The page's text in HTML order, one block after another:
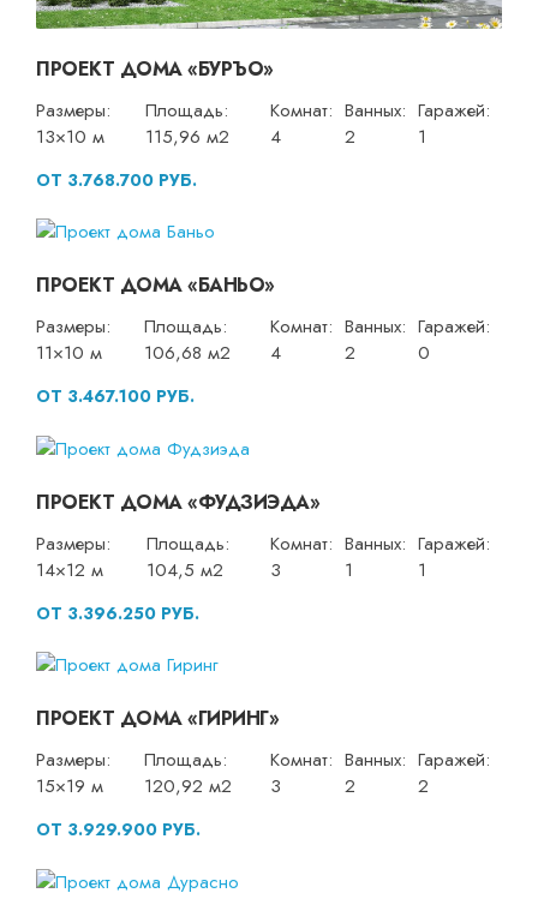
ПРОЕКТ ДОМА «БУРЪО»
Размеры:
13×10 м
Площадь:
115,96 м2
Комнат:
4
Ванных:
2
Гаражей:
1
ОТ 3.768.700 РУБ.
ПРОЕКТ ДОМА «БАНЬО»
Размеры:
11×10 м
Площадь:
106,68 м2
Комнат:
4
Ванных:
2
Гаражей:
0
ОТ 3.467.100 РУБ.
ПРОЕКТ ДОМА «ФУДЗИЭДА»
Размеры:
14×12 м
Площадь:
104,5 м2
Комнат:
3
Ванных:
1
Гаражей:
1
ОТ 3.396.250 РУБ.
ПРОЕКТ ДОМА «ГИРИНГ»
Размеры:
15×19 м
Площадь:
120,92 м2
Комнат:
3
Ванных:
2
Гаражей:
2
ОТ 3.929.900 РУБ.